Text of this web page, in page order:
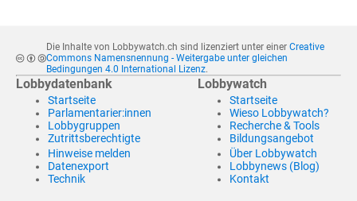
Die Inhalte von Lobbywatch.ch sind lizenziert unter einer Creative
Commons Namensnennung - Weitergabe unter gleichen
Bedingungen 4.0 International Lizenz.
Lobbydatenbank
Startseite
Parlamentarier:innen
Lobbygruppen
Zutrittsberechtigte
Hinweise melden
Datenexport
Technik
Lobbywatch
Startseite
Wieso Lobbywatch?
Recherche & Tools
Bildungsangebot
Über Lobbywatch
Lobbynews (Blog)
Kontakt